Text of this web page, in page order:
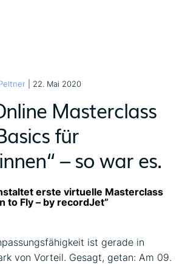
| 22. Mai 2020
Masterclass
für
– so war es.
erste virtuelle Masterclass
to Fly – by recordJet”
ist gerade in
von Vorteil. Gesagt, getan: Am 09.